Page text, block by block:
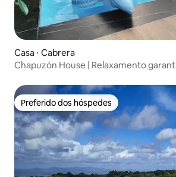
Casa ⋅ Cabrera
Chapuzón House | Relaxamento
Preferido dos hóspedes
Preferido dos hóspedes